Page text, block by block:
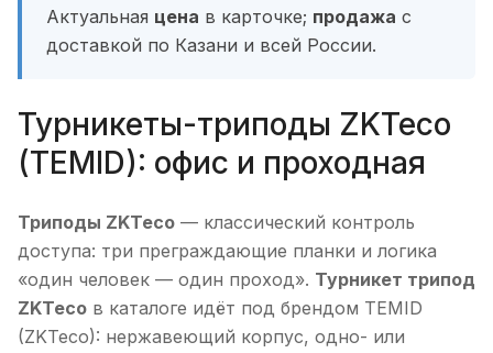
Актуальная цена в карточке; продажа с
доставкой по Казани и всей России.
Турникеты-триподы ZKTeco
(TEMID): офис и проходная
Триподы ZKTeco — классический контроль
доступа: три преграждающие планки и логика
«один человек — один проход». Турникет трипод
ZKTeco в каталоге идёт под брендом TEMID
(ZKTeco): нержавеющий корпус, одно- или